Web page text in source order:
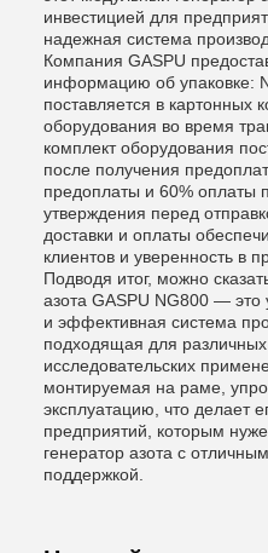
инвестицией для
надежная система
Компания GASPU
информацию об упаковке:
поставляется в картонных
оборудования во время
комплект оборудования
после получения
предоплаты и 60% оплаты
утверждения перед
доставки и оплаты
клиентов и уверенность в
Подводя итог, можно
азота GASPU NG800 — это
и эффективная система
подходящая для
исследовательских
монтируемая на раме,
эксплуатацию, что делает
предприятий, которым
генератор азота с
поддержкой.